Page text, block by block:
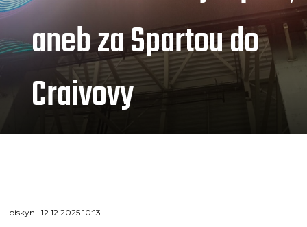
aneb za Spartou do
Craivovy
piskyn | 12.12.2025 10:13